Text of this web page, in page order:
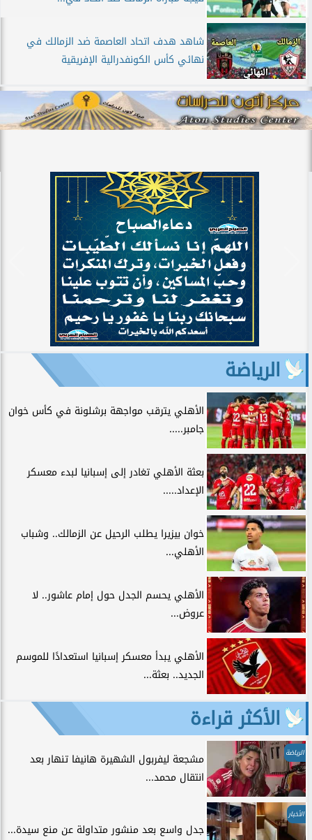
شاهد هدف اتحاد العاصمة ضد الزمالك في
نهائي كأس الكونفدرالية الإفريقية
الرياضة
الأهلي يترقب مواجهة برشلونة في كأس خوان
جامبر.....
بعثة الأهلي تغادر إلى إسبانيا لبدء معسكر
الإعداد.....
خوان بيزيرا يطلب الرحيل عن الزمالك.. وشباب
الأهلي...
الأهلي يحسم الجدل حول إمام عاشور.. لا
عروض...
الأهلي يبدأ معسكر إسبانيا استعدادًا للموسم
الجديد.. بعثة...
الأكثر قراءة
الرياضة
مشجعة ليفربول الشهيرة هانيفا تنهار بعد
انتقال محمد...
الأخبار
جدل واسع بعد منشور متداولة عن منع سيدة...